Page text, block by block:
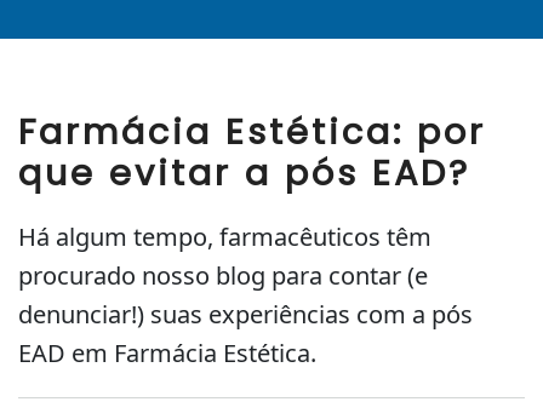
Farmácia Estética: por
que evitar a pós EAD?
Há algum tempo, farmacêuticos têm
procurado nosso blog para contar (e
denunciar!) suas experiências com a pós
EAD em Farmácia Estética.